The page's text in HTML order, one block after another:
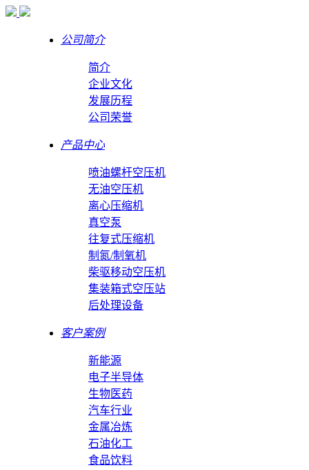
公司简介
简介
企业文化
发展历程
公司荣誉
产品中心
喷油螺杆空压机
无油空压机
离心压缩机
真空泵
往复式压缩机
制氮/制氧机
柴驱移动空压机
集装箱式空压站
后处理设备
客户案例
新能源
电子半导体
生物医药
汽车行业
金属冶炼
石油化工
食品饮料